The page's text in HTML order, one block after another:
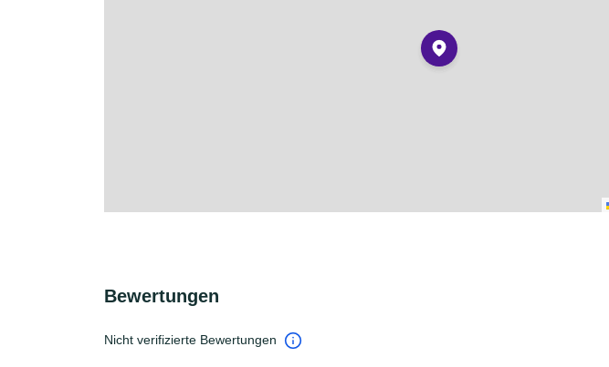
Bewertungen
Nicht verifizierte Bewertungen